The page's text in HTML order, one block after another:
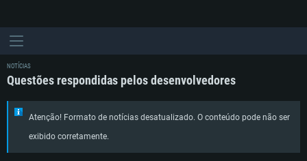
NOTÍCIAS
Questões respondidas pelos desenvolvedores
Atenção! Formato de notícias desatualizado. O conteúdo pode não ser
exibido corretamente.